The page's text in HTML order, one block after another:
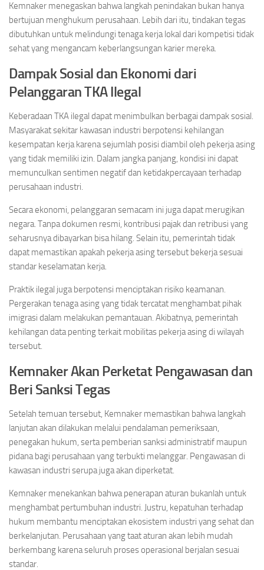
Kemnaker menegaskan bahwa langkah penindakan bukan hanya
bertujuan menghukum perusahaan. Lebih dari itu, tindakan tegas
dibutuhkan untuk melindungi tenaga kerja lokal dari kompetisi tidak
sehat yang mengancam keberlangsungan karier mereka.
Dampak Sosial dan Ekonomi dari
Pelanggaran TKA Ilegal
Keberadaan TKA ilegal dapat menimbulkan berbagai dampak sosial.
Masyarakat sekitar kawasan industri berpotensi kehilangan
kesempatan kerja karena sejumlah posisi diambil oleh pekerja asing
yang tidak memiliki izin. Dalam jangka panjang, kondisi ini dapat
memunculkan sentimen negatif dan ketidakpercayaan terhadap
perusahaan industri.
Secara ekonomi, pelanggaran semacam ini juga dapat merugikan
negara. Tanpa dokumen resmi, kontribusi pajak dan retribusi yang
seharusnya dibayarkan bisa hilang. Selain itu, pemerintah tidak
dapat memastikan apakah pekerja asing tersebut bekerja sesuai
standar keselamatan kerja.
Praktik ilegal juga berpotensi menciptakan risiko keamanan.
Pergerakan tenaga asing yang tidak tercatat menghambat pihak
imigrasi dalam melakukan pemantauan. Akibatnya, pemerintah
kehilangan data penting terkait mobilitas pekerja asing di wilayah
tersebut.
Kemnaker Akan Perketat Pengawasan dan
Beri Sanksi Tegas
Setelah temuan tersebut, Kemnaker memastikan bahwa langkah
lanjutan akan dilakukan melalui pendalaman pemeriksaan,
penegakan hukum, serta pemberian sanksi administratif maupun
pidana bagi perusahaan yang terbukti melanggar. Pengawasan di
kawasan industri serupa juga akan diperketat.
Kemnaker menekankan bahwa penerapan aturan bukanlah untuk
menghambat pertumbuhan industri. Justru, kepatuhan terhadap
hukum membantu menciptakan ekosistem industri yang sehat dan
berkelanjutan. Perusahaan yang taat aturan akan lebih mudah
berkembang karena seluruh proses operasional berjalan sesuai
standar.